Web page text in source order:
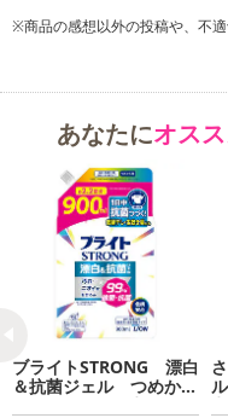
合で、着用中も1日中抗菌
ィグリーンの香り。
・原産国（最終加工地）：日
・原材料/材質/素材：過酸
ルエーテル硫酸エステルナ
・注意事項：●用途外に使
い。●認知症の方などの誤
の容器に移さない。●熱湯
い。●漂白するとき、密閉
塩素系漂白剤と混合しない
※商品の感想以外の投稿や、不
あなたにオス
ブライトSTRONG 漂白
＆抗菌ジェル つめかえ
用 900ML×12点セット